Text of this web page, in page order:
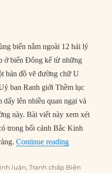
biển nằm ngoài 12 hải lý
ở biển Đông kể từ những
bản đồ vẽ đường chữ U
ban Ranh giới Thềm lục
lên nhiều quan ngại và
này. Bài viết này xem xét
trong bối cảnh Bắc Kinh
Continue reading“Đường chữ
luận,Tranh chấp Biển